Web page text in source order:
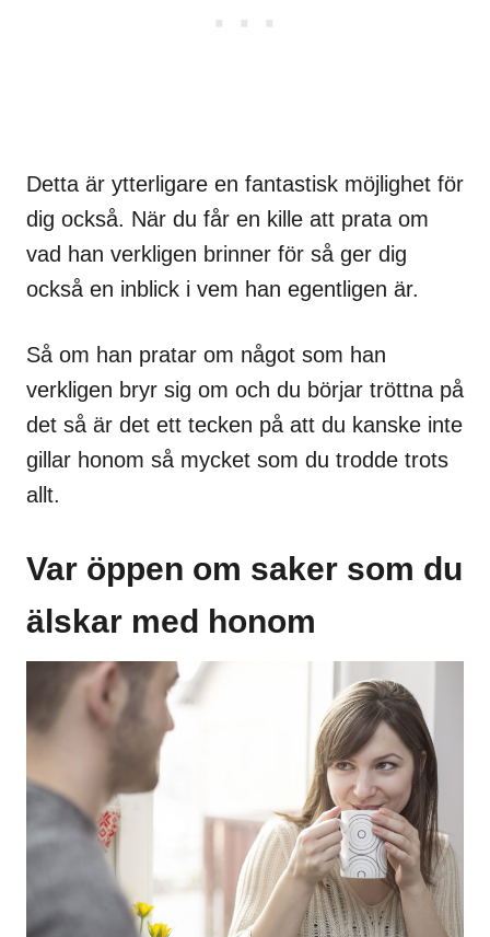
Detta är ytterligare en fantastisk möjlighet för
dig också. När du får en kille att prata om
vad han verkligen brinner för så ger dig
också en inblick i vem han egentligen är.
Så om han pratar om något som han
verkligen bryr sig om och du börjar tröttna på
det så är det ett tecken på att du kanske inte
gillar honom så mycket som du trodde trots
allt.
Var öppen om saker som du
älskar med honom